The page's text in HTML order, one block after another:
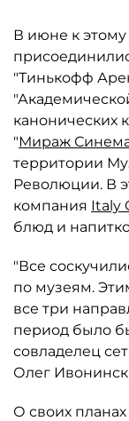
В июне к этому
"Тинькофф
канонических
"Мираж
территории
Революции. В
компания Italy
блюд и
"Все
по музеям.
все три
период было
совладелец
Олег
О своих